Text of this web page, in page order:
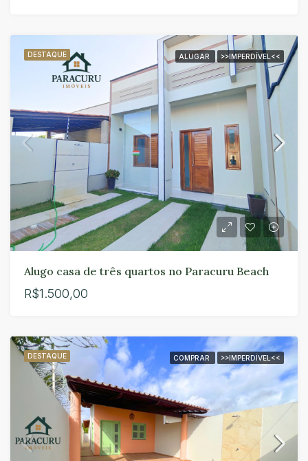
DESTAQUE ALUGAR >>IMPERDÍVEL<<
Alugo casa de três quartos no Paracuru Beach
R$1.500,00
DESTAQUE COMPRAR >>IMPERDÍVEL<<